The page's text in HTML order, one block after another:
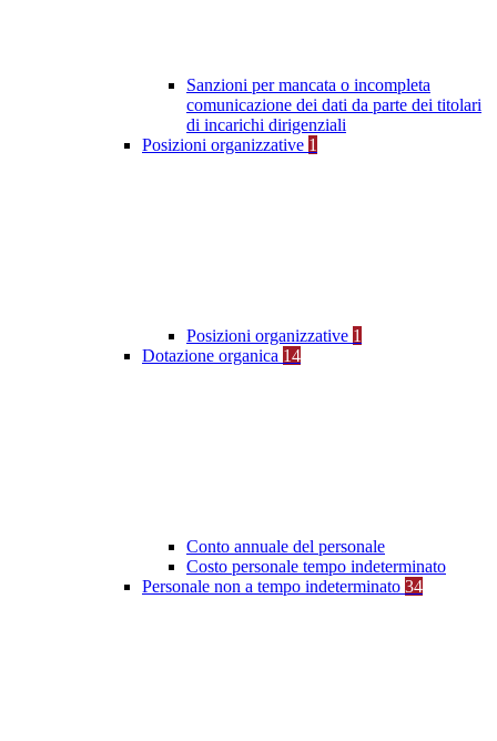
Sanzioni per mancata o incompleta
comunicazione dei dati da parte dei titolari
di incarichi dirigenziali
Posizioni organizzative 1
Posizioni organizzative 1
Dotazione organica 14
Conto annuale del personale
Costo personale tempo indeterminato
Personale non a tempo indeterminato 34